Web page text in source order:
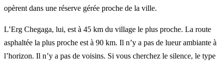
opèrent dans une réserve gérée proche de la ville.
L’Erg Chegaga, lui, est à 45 km du village le plus proche. La route
asphaltée la plus proche est à 90 km. Il n’y a pas de lueur ambiante à
l’horizon. Il n’y a pas de voisins. Si vous cherchez le silence, le type